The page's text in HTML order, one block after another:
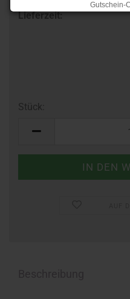
Gutschein-
Rückstaus kann es jedoch
Lieferzeit:
Stück: